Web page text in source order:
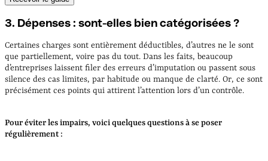
3. Dépenses : sont-elles bien catégorisées ?
Certaines charges sont entièrement déductibles, d’autres ne le sont
que partiellement, voire pas du tout. Dans les faits, beaucoup
d’entreprises laissent filer des erreurs d’imputation ou passent sous
silence des cas limites, par habitude ou manque de clarté. Or, ce sont
précisément ces points qui attirent l’attention lors d’un contrôle.
Pour éviter les impairs, voici quelques questions à se poser
régulièrement :